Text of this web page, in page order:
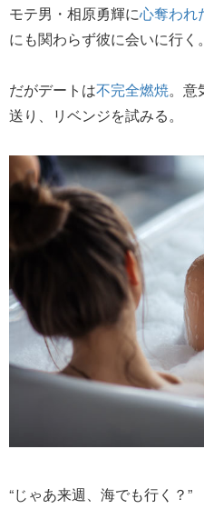
モテ男・相原勇輝に心奪われ
にも関わらず彼に会いに行く。
だがデートは不完全燃焼。意
送り、リベンジを試みる。
“じゃあ来週、海でも行く？”